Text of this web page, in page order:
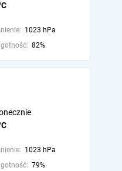
1023 hPa
82%
1023 hPa
79%